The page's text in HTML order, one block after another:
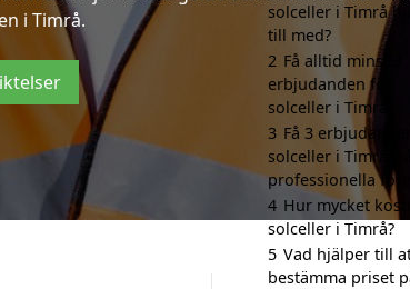
i Timrå.
solceller i Timrå
till med?
2 Få alltid minst 3
erbjudanden för
solceller i Timrå
3 Få 3
solceller i Timrå
professionella
4 Hur mycket
solceller i Timrå?
5 Vad hjälper till
bestämma priset